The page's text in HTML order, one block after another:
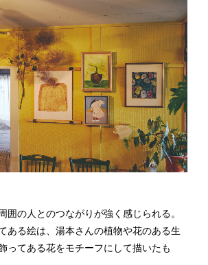
囲の人とのつながりが強く感じられる。
ある絵は、湯本さんの植物や花のある生
ってある花をモチーフにして描いたも